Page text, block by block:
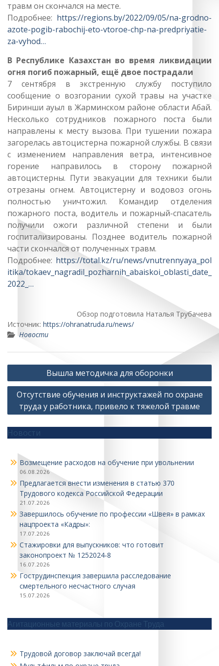
травм он скончался на месте.
Подробнее: https://regions.by/2022/09/05/na-grodno-
azote-pogib-rabochij-eto-vtoroe-chp-na-predpriyatie-
za-vyhod…
В Республике Казахстан во время ликвидации
огня погиб пожарный, ещё двое пострадали
7 сентября в экстренную службу поступило
сообщение о возгорании сухой травы на участке
Биринши ауыл в Жарминском районе области Абай.
Несколько сотрудников пожарного поста были
направлены к месту вызова. При тушении пожара
загорелась автоцистерна пожарной службы. В связи
с изменением направления ветра, интенсивное
горение направилось в сторону пожарной
автоцистерны. Пути эвакуации для техники были
отрезаны огнем. Автоцистерну и водовоз огонь
полностью уничтожил. Командир отделения
пожарного поста, водитель и пожарный-спасатель
получили ожоги различной степени и были
госпитализированы. Позднее водитель пожарной
части скончался от полученных травм.
Подробнее: https://total.kz/ru/news/vnutrennyaya_pol
itika/tokaev_nagradil_pozharnih_abaiskoi_oblasti_date_
2022_…
Обзор подготовила Наталья Трубачева
Источник: https://ohranatruda.ru/news/
Новости
Навигация
по
записям
Вышла методичка для оборонки
Отсутствие обучения и инструктажей по охране
труда у работника, привело к тяжелой травме
Новости
Возмещение расходов на обучение при увольнении
06.08.2026
Предлагается внести изменения в статью 370
Трудового кодекса Российской Федерации
21.07.2026
Завершилось обучение по профессии «Швея» в рамках
нацпроекта «Кадры»:
17.07.2026
Стажировки для выпускников: что готовит
законопроект № 1252024‑8
16.07.2026
Гострудинспекция завершила расследование
смертельного несчастного случая
15.07.2026
Агитационные материалы по Охране Труда
Трудовой договор заключай всегда!